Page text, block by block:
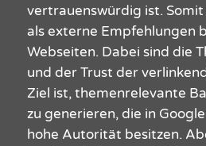
vertrauenswürdig ist.
als externe Empfehlungen
Webseiten. Dabei sind die
und der Trust der
Ziel ist, themenrelevante
zu generieren, die in
hohe Autorität besitzen.